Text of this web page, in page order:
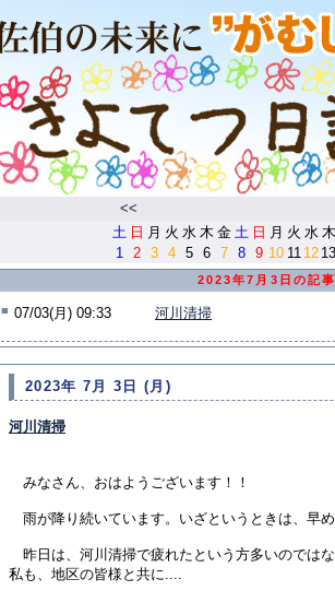
<<
土 日 月 火 水 木 金 土 日 月 火 水 木
1
2 3 4 5 6 7 8 9 10 11 12 13
2023年7月3日の記
■ 07/03(月) 09:33 河川清掃
2023年 7月 3日 (月)
河川清掃
みなさん、おはようございます！！
雨が降り続いています。いざというときは、早
昨日は、河川清掃で疲れたという方多いのでは
私も、地区の皆様と共に....